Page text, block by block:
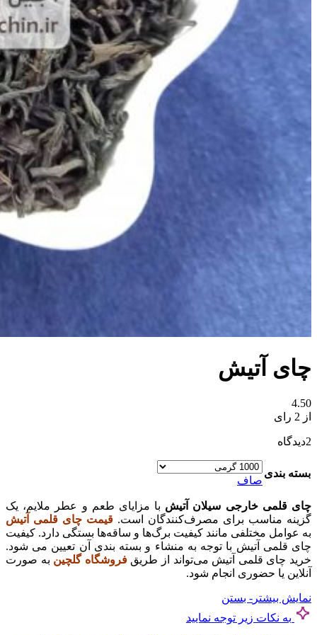
چای آتیش
4.50
از 2 رای
2دیدگاه
بسته بندی
صاف
چای قلمی خارجی سیلان آتیش با مزایای طعم و عطر ملایم، یک
گزینه مناسب برای مصرف‌کنندگان است. قیمت چای قلمی آتیش
به عوامل مختلفی مانند کیفیت برگ‌ها و ساقه‌ها بستگی دارد. کیفیت
چای قلمی آتیش با توجه به منشاء و بسته‌ بندی آن تعیین می‌ شود.
خرید چای قلمی آتیش می‌تواند از طریقفروشگاه‌ گلچین به صورت
آنلاین یا حضوری انجام شود.
نمایش بیشتر - بستن
به نکات زیر توجه نمایید